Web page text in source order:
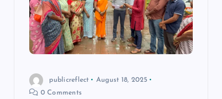
publicreflect
August 18, 2025
0 Comments